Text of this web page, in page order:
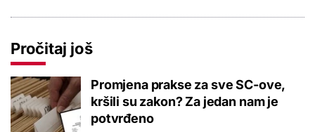
Pročitaj još
Promjena prakse za sve SC-ove,
kršili su zakon? Za jedan nam je
potvrđeno